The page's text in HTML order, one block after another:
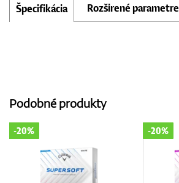
Špecifikácia Rozširené parametre
Podobné produkty